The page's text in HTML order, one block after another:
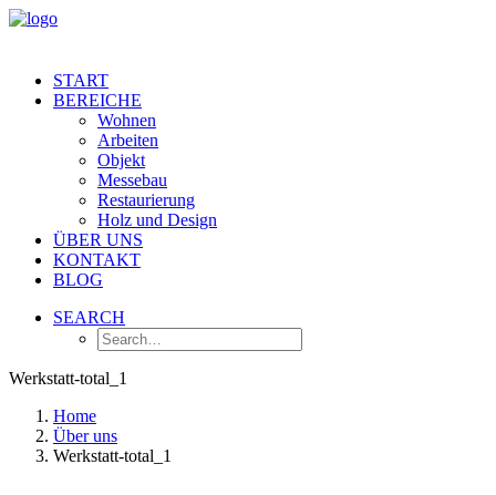
START
BEREICHE
Wohnen
Arbeiten
Objekt
Messebau
Restaurierung
Holz und Design
ÜBER UNS
KONTAKT
BLOG
SEARCH
Werkstatt-total_1
Home
Über uns
Werkstatt-total_1